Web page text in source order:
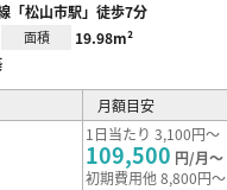
「松山市駅」徒歩7分
面積 19.98m²
月額目安
1日当たり 3,100円～
109,500 円/月～
初期費用他 8,800円～